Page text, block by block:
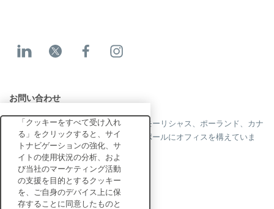
お問い合わせ
当社はフランス、米国、英国、香港、モーリシャス、ポーランド、カナ
ダ、ドイツ、日本、スペイン、シンガポールにオフィスを構えていま
す。
お問い合わせ
「クッキーをすべて受け入れ
る」をクリックすると、サイ
トナビゲーションの強化、サ
イトの使用状況の分析、およ
び当社のマーケティング活動
の支援を目的とするクッキー
を、ご自身のデバイス上に保
存することに同意したものと